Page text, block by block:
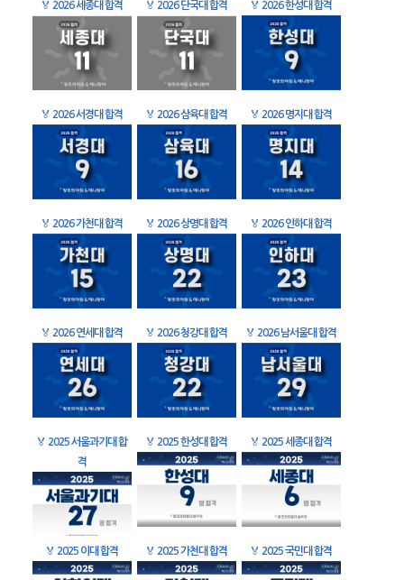
🏅 2026 세종대 합격 🏅 2026 단국대 합격 🏅 2026 한성대 합격
🏅 2026 서경대 합격 🏅 2026 삼육대 합격 🏅 2026 명지대 합격
🏅 2026 가천대 합격 🏅 2026 상명대 합격 🏅 2026 인하대 합격
🏅 2026 연세대 합격 🏅 2026 청강대 합격 🏅 2026 남서울대 합격
🏅 2025 서울과기대 합
격
🏅 2025 한성대 합격 🏅 2025 세종대 합격
🏅 2025 이대 합격 🏅 2025 가천대 합격 🏅 2025 국민대 합격